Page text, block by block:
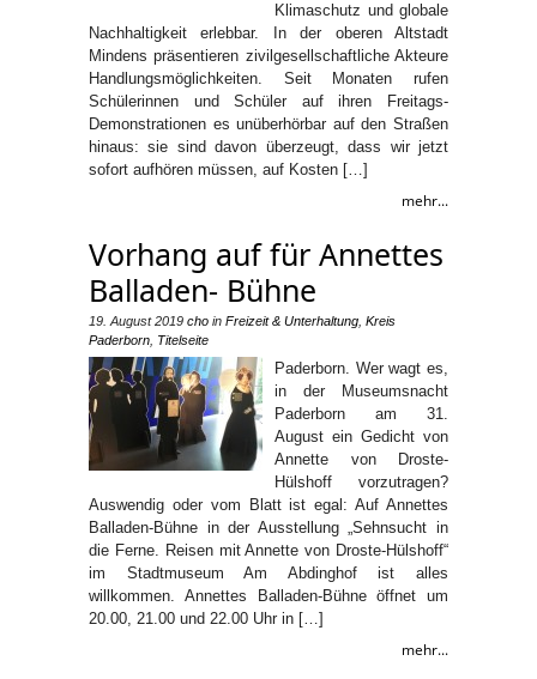
Klimaschutz und globale
Nachhaltigkeit erlebbar. In der oberen Altstadt
Mindens präsentieren zivilgesellschaftliche Akteure
Handlungsmöglichkeiten. Seit Monaten rufen
Schülerinnen und Schüler auf ihren Freitags-
Demonstrationen es unüberhörbar auf den Straßen
hinaus: sie sind davon überzeugt, dass wir jetzt
sofort aufhören müssen, auf Kosten […]
mehr...
Vorhang auf für Annettes
Balladen- Bühne
19. August 2019 cho in Freizeit & Unterhaltung Kreis
Paderborn Titelseite
Paderborn. Wer wagt es,
in der Museumsnacht
Paderborn am 31.
August ein Gedicht von
Annette von Droste-
Hülshoff vorzutragen?
Auswendig oder vom Blatt ist egal: Auf Annettes
Balladen-Bühne in der Ausstellung „Sehnsucht in
die Ferne. Reisen mit Annette von Droste-Hülshoff“
im Stadtmuseum Am Abdinghof ist alles
willkommen. Annettes Balladen-Bühne öffnet um
20.00, 21.00 und 22.00 Uhr in […]
mehr...